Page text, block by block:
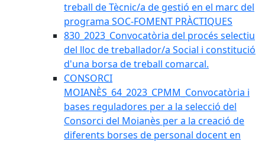
treball de Tècnic/a de gestió en el marc del
programa SOC-FOMENT PRÀCTIQUES
830_2023_Convocatòria del procés selectiu
del lloc de treballador/a Social i constitució
d'una borsa de treball comarcal.
CONSORCI
MOIANÈS_64_2023_CPMM_Convocatòria i
bases reguladores per a la selecció del
Consorci del Moianès per a la creació de
diferents borses de personal docent en